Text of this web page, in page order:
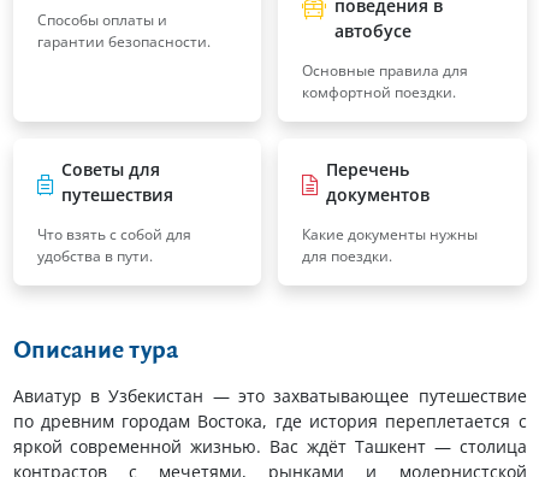
Способы оплаты и
гарантии безопасности.
поведения в
автобусе
Основные правила для
комфортной поездки.
Советы для
путешествия
Что взять с собой для
удобства в пути.
Перечень
документов
Какие документы нужны
для поездки.
Описание тура
Авиатур в Узбекистан — это захватывающее путешествие
по древним городам Востока, где история переплетается с
яркой современной жизнью. Вас ждёт Ташкент — столица
контрастов с мечетями, рынками и модернистской